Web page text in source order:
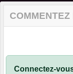
COMMENTEZ
Connectez-